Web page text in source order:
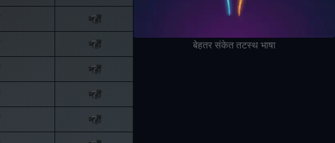
नहीं
नहीं
नहीं
नहीं
नहीं
बेहतर संकेत तटस्थ भाषा